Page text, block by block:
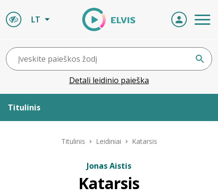
LT
Detali leidinio paieška
Titulinis
Titulinis Leidiniai Katarsis
Jonas Aistis
Katarsis